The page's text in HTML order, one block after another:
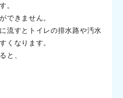
。
できません。
流すとトイレの排水路や汚水
くなります。
と、